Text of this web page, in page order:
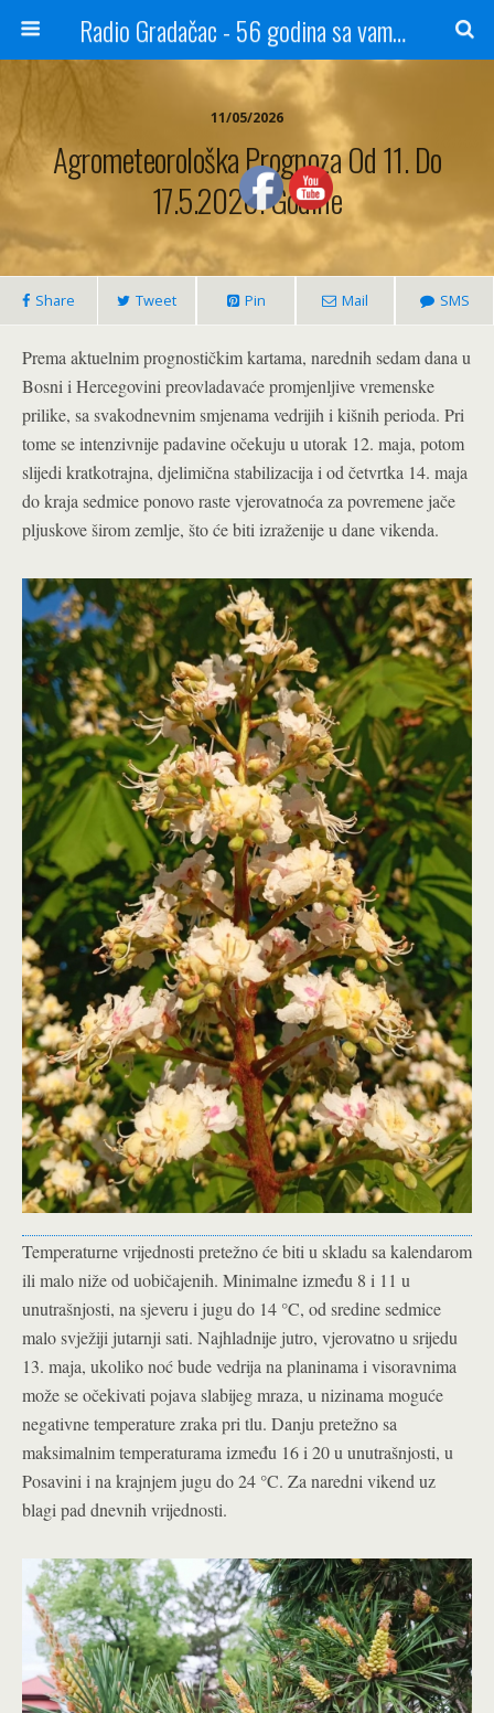
Radio Gradačac - 56 godina sa vama...
11/05/2026
Agrometeorološka Prognoza Od 11. Do
17.5.2026. Godine
Share Tweet Pin Mail SMS
Prema aktuelnim prognostičkim kartama, narednih sedam dana u
Bosni i Hercegovini preovladavaće promjenljive vremenske
prilike, sa svakodnevnim smjenama vedrijih i kišnih perioda. Pri
tome se intenzivnije padavine očekuju u utorak 12. maja, potom
slijedi kratkotrajna, djelimična stabilizacija i od četvrtka 14. maja
do kraja sedmice ponovo raste vjerovatnoća za povremene jače
pljuskove širom zemlje, što će biti izraženije u dane vikenda.
Temperaturne vrijednosti pretežno će biti u skladu sa kalendarom
ili malo niže od uobičajenih. Minimalne između 8 i 11 u
unutrašnjosti, na sjeveru i jugu do 14 °C, od sredine sedmice
malo svježiji jutarnji sati. Najhladnije jutro, vjerovatno u srijedu
13. maja, ukoliko noć bude vedrija na planinama i visoravnima
može se očekivati pojava slabijeg mraza, u nizinama moguće
negativne temperature zraka pri tlu. Danju pretežno sa
maksimalnim temperaturama između 16 i 20 u unutrašnjosti, u
Posavini i na krajnjem jugu do 24 °C. Za naredni vikend uz
blagi pad dnevnih vrijednosti.